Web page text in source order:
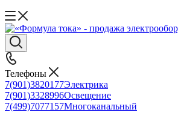
Телефоны
7(901)3820177Электрика
7(901)3328996Освещение
7(499)7077157Многоканальный